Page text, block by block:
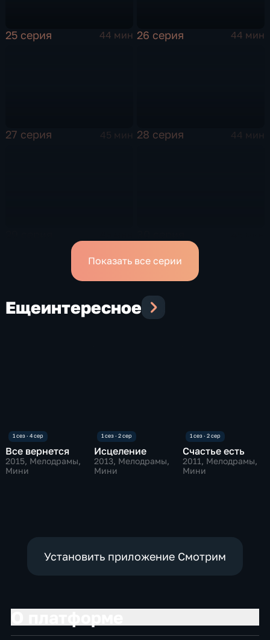
25 серия 44 мин 26 серия 44 мин
27 серия 45 мин 28 серия 44 мин
Показать все серии
Ещеинтересное
Все вернется
2015, Мелодрамы,
Мини
Исцеление
2013, Мелодрамы,
Мини
Счастье есть
2011, Мелодрамы,
Мини
Установить приложение Смотрим